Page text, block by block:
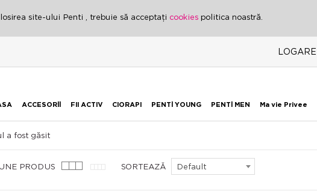
site-ului Penti , trebuie să acceptați cookies politica noastră.
LOGARE
ACCESORİİ FII ACTIV CIORAPI PENTİ YOUNG PENTİ MEN Ma vie Privee
a fost găsit
PRODUS SORTEAZĂ Default